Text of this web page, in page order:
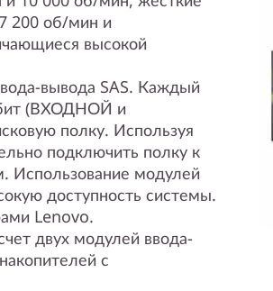
200 об/мин и
высокой
вывода SAS. Каждый
(ВХОДНОЙ и
полку. Используя
подключить полку к
модулей
доступность системы.
Lenovo.
двух модулей ввода-
с